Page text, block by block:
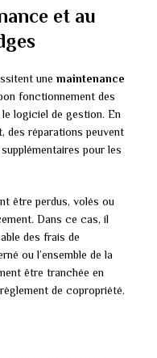
et au
une maintenance
fonctionnement des
logiciel de gestion. En
des réparations peuvent
pour les
être perdus, volés ou
Dans ce cas, il
des frais de
ou l’ensemble de la
être tranchée en
de copropriété.